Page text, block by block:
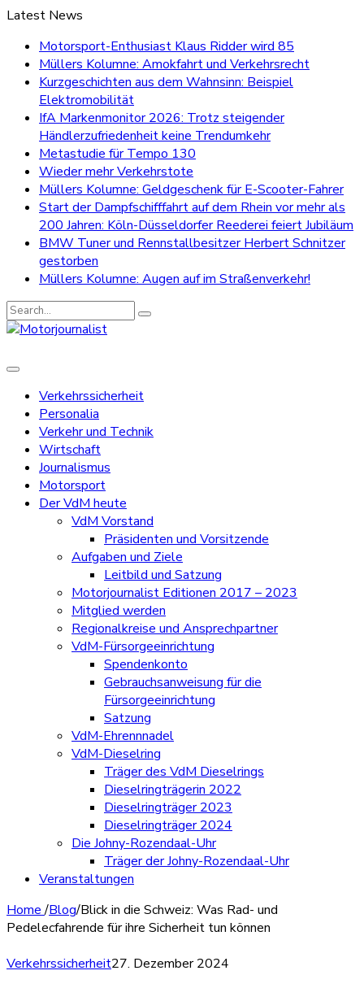
Latest News
Motorsport-Enthusiast Klaus Ridder wird 85
Müllers Kolumne: Amokfahrt und Verkehrsrecht
Kurzgeschichten aus dem Wahnsinn: Beispiel
Elektromobilität
IfA Markenmonitor 2026: Trotz steigender
Händlerzufriedenheit keine Trendumkehr
Metastudie für Tempo 130
Wieder mehr Verkehrstote
Müllers Kolumne: Geldgeschenk für E-Scooter-Fahrer
Start der Dampfschifffahrt auf dem Rhein vor mehr als
200 Jahren: Köln-Düsseldorfer Reederei feiert Jubiläum
BMW Tuner und Rennstallbesitzer Herbert Schnitzer
gestorben
Müllers Kolumne: Augen auf im Straßenverkehr!
Search
for:
Verkehrssicherheit
Personalia
Verkehr und Technik
Wirtschaft
Journalismus
Motorsport
Der VdM heute
VdM Vorstand
Präsidenten und Vorsitzende
Aufgaben und Ziele
Leitbild und Satzung
Motorjournalist Editionen 2017 – 2023
Mitglied werden
Regionalkreise und Ansprechpartner
VdM-Fürsorgeeinrichtung
Spendenkonto
Gebrauchsanweisung für die
Fürsorgeeinrichtung
Satzung
VdM-Ehrennnadel
VdM-Dieselring
Träger des VdM Dieselrings
Dieselringträgerin 2022
Dieselringträger 2023
Dieselringträger 2024
Die Johny-Rozendaal-Uhr
Träger der Johny-Rozendaal-Uhr
Veranstaltungen
Home/Blog/Blick in die Schweiz: Was Rad- und
Pedelecfahrende für ihre Sicherheit tun können
Verkehrssicherheit27. Dezember 2024